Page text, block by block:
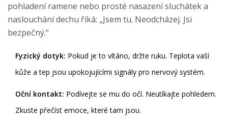
pohladení ramene nebo prosté nasazení sluchátek a
naslouchání dechu říká: „Jsem tu. Neodcházej. Jsi
bezpečný.“
Fyzický dotyk: Pokud je to vítáno, držte ruku. Teplota vaší
kůže a tep jsou upokojujícími signály pro nervový systém.
Oční kontakt: Podívejte se mu do očí. Neutíkajte pohledem.
Zkuste přečíst emoce, které tam jsou.